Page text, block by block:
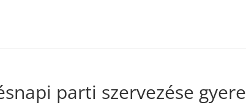
parti szervezése